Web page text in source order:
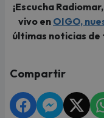
¡Escucha
vivo en OIGO,
últimas noticias
Compartir